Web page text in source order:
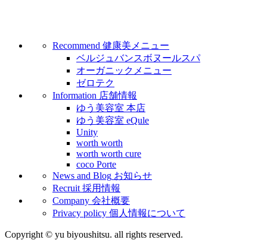
Recommend 健康美メニュー
ベルジュバンスボヌールスパ
オーガニックメニュー
ゼロテク
Information 店舗情報
ゆう美容室 本店
ゆう美容室 eQule
Unity
worth worth
worth worth cure
coco Porte
News and Blog お知らせ
Recruit 採用情報
Company 会社概要
Privacy policy 個人情報について
Copyright © yu biyoushitsu. all rights reserved.